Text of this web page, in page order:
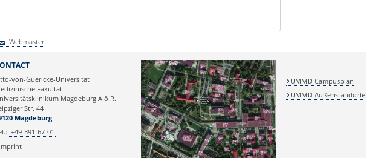
Webmaster
von-Guericke-Universität
Fakultät
Magdeburg A.ö.R.
Str. 44
Magdeburg
+49-391-67-01
Imprint
UMMD-Campusplan
UMMD-Außenstandorte